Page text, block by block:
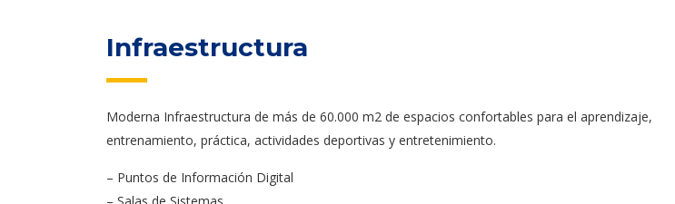
Infraestructura
Moderna Infraestructura de más de 60.000 m2 de espacios confortables para el aprendizaje,
entrenamiento, práctica, actividades deportivas y entretenimiento.
– Puntos de Información Digital